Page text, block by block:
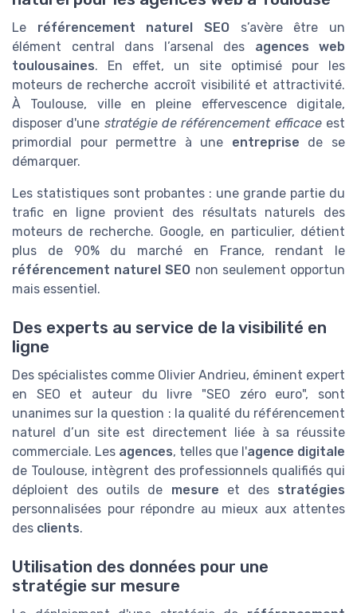
Le référencement naturel SEO s’avère être un
élément central dans l’arsenal des agences web
toulousaines. En effet, un site optimisé pour les
moteurs de recherche accroît visibilité et attractivité.
À Toulouse, ville en pleine effervescence digitale,
disposer d'une stratégie de référencement efficaceest
primordial pour permettre à une entreprise de se
démarquer.
Les statistiques sont probantes : une grande partie du
trafic en ligne provient des résultats naturels des
moteurs de recherche. Google, en particulier, détient
plus de 90% du marché en France, rendant le
référencement naturel SEO non seulement opportun
mais essentiel.
Des experts au service de la visibilité en
ligne
Des spécialistes comme Olivier Andrieu, éminent expert
en SEO et auteur du livre "SEO zéro euro", sont
unanimes sur la question : la qualité du référencement
naturel d’un site est directement liée à sa réussite
commerciale. Les agences, telles que l'agence digitale
de Toulouse, intègrent des professionnels qualifiés qui
déploient des outils de mesure et des stratégies
personnalisées pour répondre au mieux aux attentes
des clients.
Utilisation des données pour une
stratégie sur mesure